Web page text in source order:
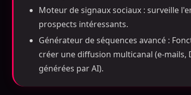
Moteur de signaux sociaux : surveille
prospects intéressants.
Générateur de séquences avancé :
créer une diffusion multicanal (e-mails,
générées par AI).